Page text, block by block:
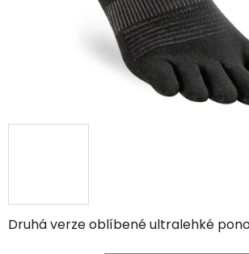
Druhá verze oblíbené ultralehké